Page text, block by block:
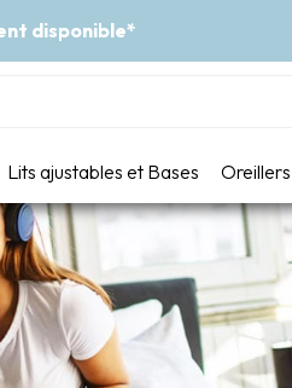
Lits ajustables et Bases Oreillers